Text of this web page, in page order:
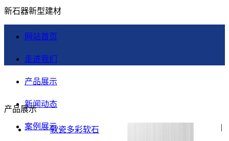
新石器新型建材
网站首页
走进我们
产品展示
新闻动态
案例展示
产品展示
软瓷多彩软石 |